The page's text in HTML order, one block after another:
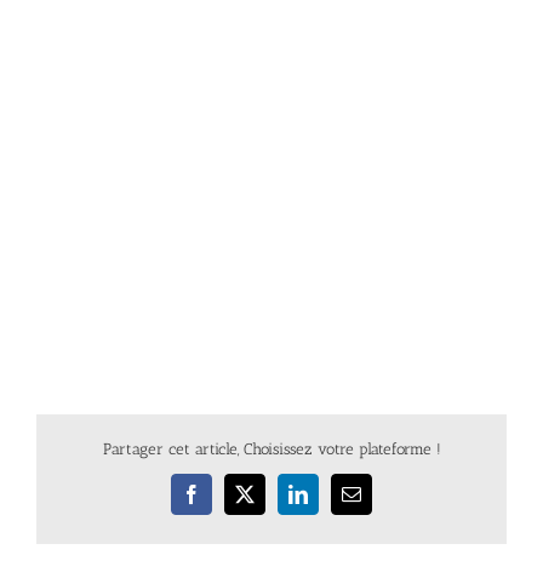
Partager cet article, Choisissez votre plateforme !
Facebook
X LinkedInEmail